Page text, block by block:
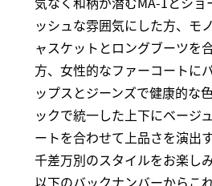
ッシュな雰囲気にした方、モ
ャスケットとロングブーツを
方、女性的なファーコートに
ップスとジーンズで健康的な
ックで統一した上下にベージ
ートを合わせて上品さを演出
千差万別のスタイルをお楽し